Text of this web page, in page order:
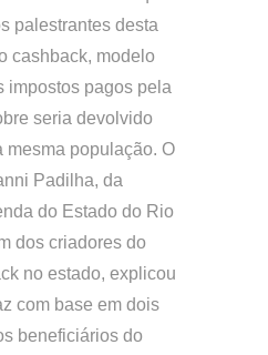
palestrantes desta
cashback, modelo
impostos pagos pela
seria devolvido
mesma população. O
Padilha, da
do Estado do Rio
dos criadores do
no estado, explicou
com base em dois
beneficiários do